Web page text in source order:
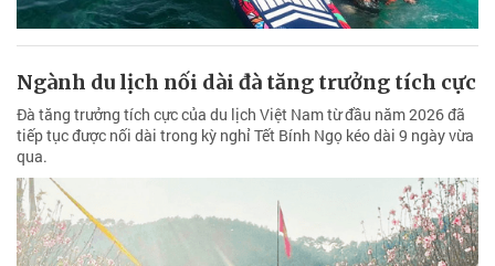
Ngành du lịch nối dài đà tăng trưởng tích cực
Đà tăng trưởng tích cực của du lịch Việt Nam từ đầu năm 2026 đã
tiếp tục được nối dài trong kỳ nghỉ Tết Bính Ngọ kéo dài 9 ngày vừa
qua.